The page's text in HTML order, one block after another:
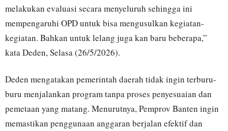
melakukan evaluasi secara menyeluruh sehingga ini
mempengaruhi OPD untuk bisa mengusulkan kegiatan-
kegiatan. Bahkan untuk lelang juga kan baru beberapa,”
kata Deden, Selasa (26/5/2026).
Deden mengatakan pemerintah daerah tidak ingin terburu-
buru menjalankan program tanpa proses penyesuaian dan
pemetaan yang matang. Menurutnya, Pemprov Banten ingin
memastikan penggunaan anggaran berjalan efektif dan